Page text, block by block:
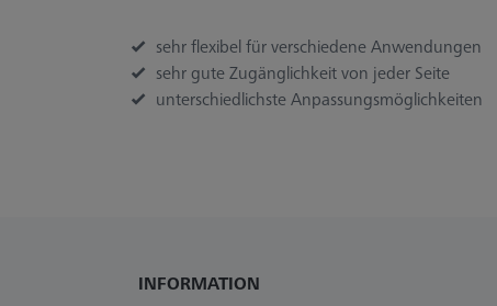
sehr flexibel für verschiedene Anwendungen
sehr gute Zugänglichkeit von jeder Seite
unterschiedlichste Anpassungsmöglichkeiten
INFORMATION